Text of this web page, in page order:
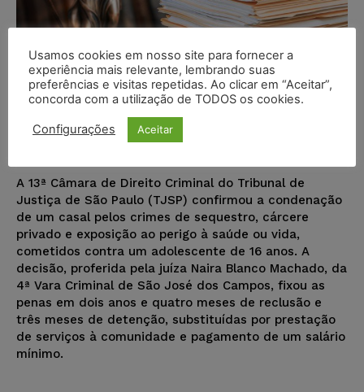
Casal é condenado por expor
adolescente a perigo e mantê-lo
em cárcere privado após
cerimônia com chá de ayahuasca
A 13ª Câmara de Direito Criminal do Tribunal de
Justiça de São Paulo (TJSP) confirmou a condenação
de um casal pelos crimes de sequestro, cárcere
privado e exposição ao perigo à saúde ou vida,
cometidos contra um adolescente de 16 anos. A
decisão, proferida pela juíza Naira Blanco Machado, da
4ª Vara Criminal de São José dos Campos, fixou as
penas em dois anos e quatro meses de reclusão e
três meses de detenção, substituídas por prestação
de serviços à comunidade e pagamento de um salário
mínimo.
Usamos cookies em nosso site para fornecer a
experiência mais relevante, lembrando suas
preferências e visitas repetidas. Ao clicar em “Aceitar”,
concorda com a utilização de TODOS os cookies.
Configurações Aceitar